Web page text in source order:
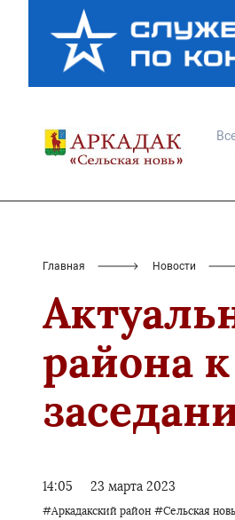
Главная Новости
района
14:05 23 марта 2023
#Аркадакский район #Сельская новь